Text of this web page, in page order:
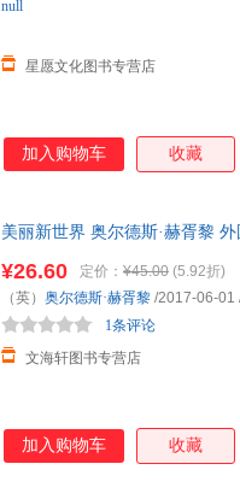
星愿文化图书专营店
null
加入购物车 收藏
美丽新世界 奥尔德斯·赫胥黎
¥26.60 定价： ¥45.00 (5.92折)
文海轩图书专营店
1条评论
（英） 奥尔德斯·赫胥黎 /2017-06-01
加入购物车 收藏